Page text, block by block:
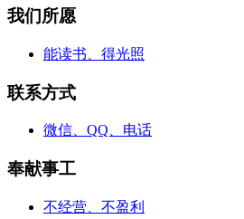
我们所愿
能读书、得光照
联系方式
微信、QQ、电话
奉献事工
不经营、不盈利